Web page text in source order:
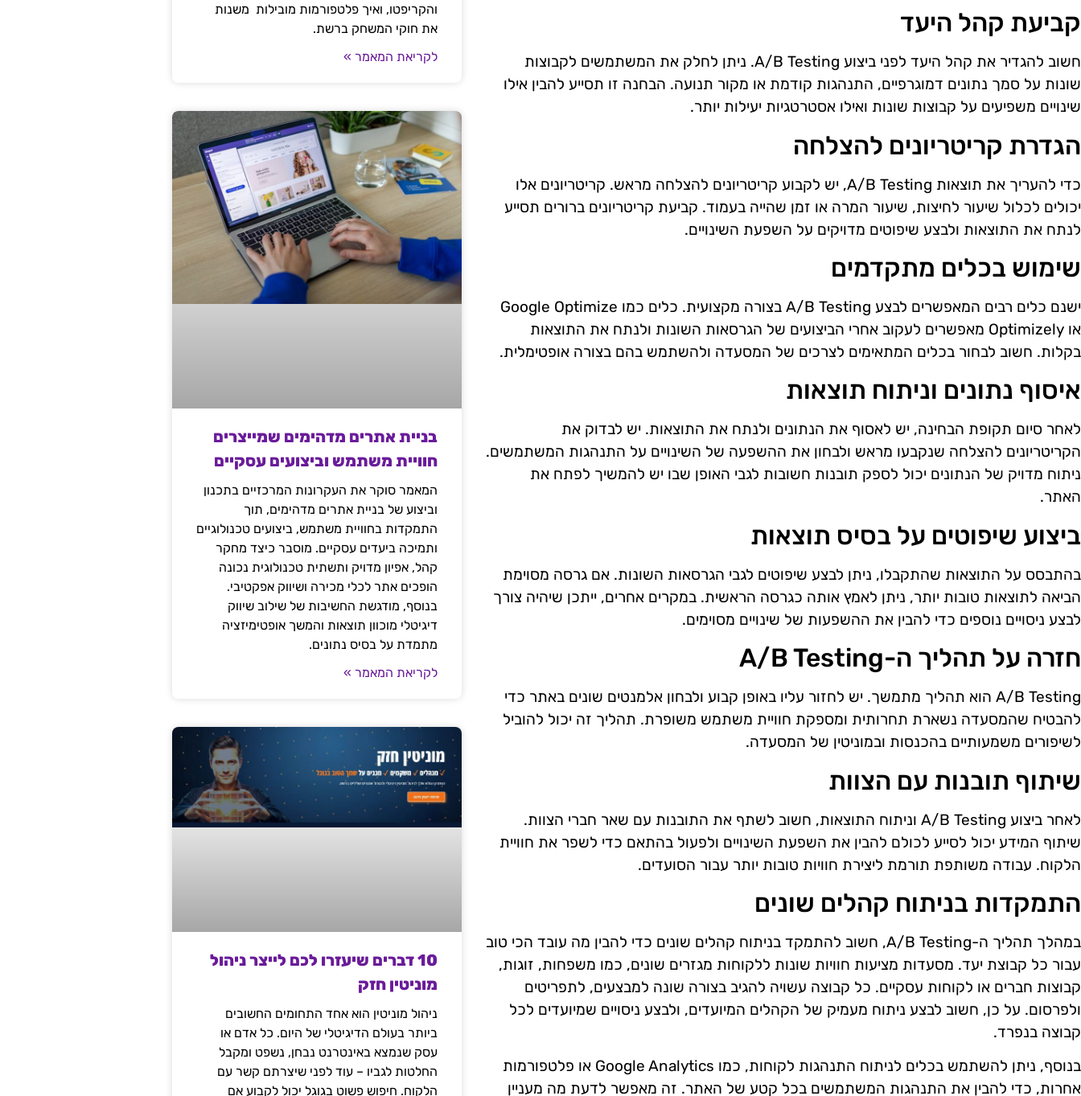
קביעת קהל היעד
חשוב להגדיר את קהל היעד לפני ביצוע A/B Testing. ניתן לחלק את המשתמשים לקבוצות
שונות על סמך נתונים דמוגרפיים, התנהגות קודמת או מקור תנועה. הבחנה זו תסייע להבין אילו
שינויים משפיעים על קבוצות שונות ואילו אסטרטגיות יעילות יותר.
הגדרת קריטריונים להצלחה
כדי להעריך את תוצאות A/B Testing, יש לקבוע קריטריונים להצלחה מראש. קריטריונים אלו
יכולים לכלול שיעור לחיצות, שיעור המרה או זמן שהייה בעמוד. קביעת קריטריונים ברורים תסייע
לנתח את התוצאות ולבצע שיפוטים מדויקים על השפעת השינויים.
שימוש בכלים מתקדמים
ישנם כלים רבים המאפשרים לבצע A/B Testing בצורה מקצועית. כלים כמו Google Optimize
או Optimizely מאפשרים לעקוב אחרי הביצועים של הגרסאות השונות ולנתח את התוצאות
בקלות. חשוב לבחור בכלים המתאימים לצרכים של המסעדה ולהשתמש בהם בצורה אופטימלית.
איסוף נתונים וניתוח תוצאות
לאחר סיום תקופת הבחינה, יש לאסוף את הנתונים ולנתח את התוצאות. יש לבדוק את
הקריטריונים להצלחה שנקבעו מראש ולבחון את ההשפעה של השינויים על התנהגות המשתמשים.
ניתוח מדויק של הנתונים יכול לספק תובנות חשובות לגבי האופן שבו יש להמשיך לפתח את
האתר.
ביצוע שיפוטים על בסיס תוצאות
בהתבסס על התוצאות שהתקבלו, ניתן לבצע שיפוטים לגבי הגרסאות השונות. אם גרסה מסוימת
הביאה לתוצאות טובות יותר, ניתן לאמץ אותה כגרסה הראשית. במקרים אחרים, ייתכן שיהיה צורך
לבצע ניסויים נוספים כדי להבין את ההשפעות של שינויים מסוימים.
חזרה על תהליך ה-A/B Testing
A/B Testing הוא תהליך מתמשך. יש לחזור עליו באופן קבוע ולבחון אלמנטים שונים באתר כדי
להבטיח שהמסעדה נשארת תחרותית ומספקת חוויית משתמש משופרת. תהליך זה יכול להוביל
לשיפורים משמעותיים בהכנסות ובמוניטין של המסעדה.
שיתוף תובנות עם הצוות
לאחר ביצוע A/B Testing וניתוח התוצאות, חשוב לשתף את התובנות עם שאר חברי הצוות.
שיתוף המידע יכול לסייע לכולם להבין את השפעת השינויים ולפעול בהתאם כדי לשפר את חוויית
הלקוח. עבודה משותפת תורמת ליצירת חוויות טובות יותר עבור הסועדים.
התמקדות בניתוח קהלים שונים
במהלך תהליך ה-A/B Testing, חשוב להתמקד בניתוח קהלים שונים כדי להבין מה עובד הכי טוב
עבור כל קבוצת יעד. מסעדות מציעות חוויות שונות ללקוחות מגזרים שונים, כמו משפחות, זוגות,
קבוצות חברים או לקוחות עסקיים. כל קבוצה עשויה להגיב בצורה שונה למבצעים, לתפריטים
ולפרסום. על כן, חשוב לבצע ניתוח מעמיק של הקהלים המיועדים, ולבצע ניסויים שמיועדים לכל
קבוצה בנפרד.
בנוסף, ניתן להשתמש בכלים לניתוח התנהגות לקוחות, כמו Google Analytics או פלטפורמות
אחרות, כדי להבין את התנהגות המשתמשים בכל קטע של האתר. זה מאפשר לדעת מה מעניין
והקריפטו, ואיך פלטפורמות מובילות משנות
את חוקי המשחק ברשת.
לקריאת המאמר »
בניית אתרים מדהימים שמייצרים
חוויית משתמש וביצועים עסקיים
המאמר סוקר את העקרונות המרכזיים בתכנון
וביצוע של בניית אתרים מדהימים, תוך
התמקדות בחוויית משתמש, ביצועים טכנולוגיים
ותמיכה ביעדים עסקיים. מוסבר כיצד מחקר
קהל, אפיון מדויק ותשתית טכנולוגית נכונה
הופכים אתר לכלי מכירה ושיווק אפקטיבי.
בנוסף, מודגשת החשיבות של שילוב שיווק
דיגיטלי מוכוון תוצאות והמשך אופטימיזציה
מתמדת על בסיס נתונים.
לקריאת המאמר »
10 דברים שיעזרו לכם לייצר ניהול
מוניטין חזק
ניהול מוניטין הוא אחד התחומים החשובים
ביותר בעולם הדיגיטלי של היום. כל אדם או
עסק שנמצא באינטרנט נבחן, נשפט ומקבל
החלטות לגביו – עוד לפני שיצרתם קשר עם
הלקוח. חיפוש פשוט בגוגל יכול לקבוע אם